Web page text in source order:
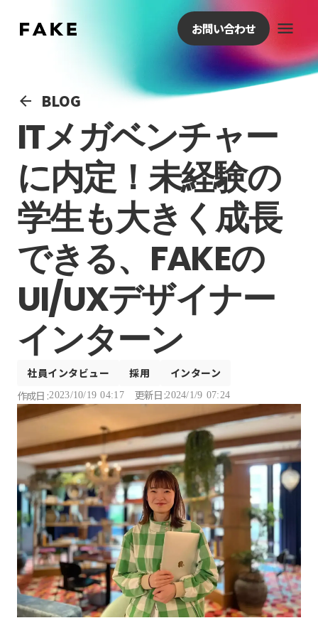
お問い合わせ menu
arrow_back BLOG
ITメガベンチャー
に内定！未経験の
学生も大きく成長
できる、FAKEの
UI/UXデザイナー
インターン
社員インタビュー 採用
インターン
作成日 :2023/10/19 04:17 更新日 :2024/1/9 07:24